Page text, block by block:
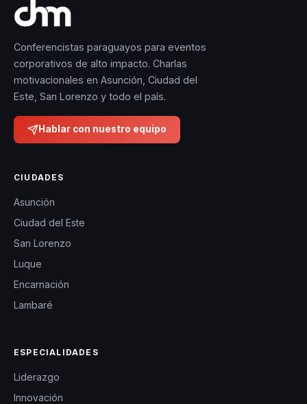
Conferencistas paraguayos para eventos
corporativos de alto impacto. Charlas
motivacionales en Asunción, Ciudad del
Este, San Lorenzo y todo el país.
Hablar con nuestro equipo
CIUDADES
Asunción
Ciudad del Este
San Lorenzo
Luque
Encarnación
Lambaré
ESPECIALIDADES
Liderazgo
Innovación